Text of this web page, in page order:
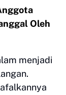
Oleh
menjadi